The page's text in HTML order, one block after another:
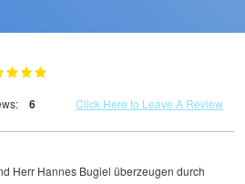
6 Click Here to Leave A Review
Herr Hannes Bugiel überzeugen durch